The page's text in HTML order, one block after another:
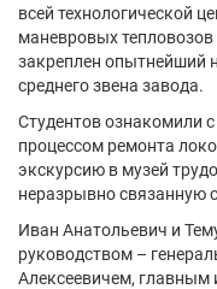
всей технологической
маневровых
закреплен опытнейший
среднего звена завода.
Студентов ознакомили
процессом ремонта
экскурсию в музей
неразрывно связанную
Иван Анатольевич и
руководством –
Алексеевичем,